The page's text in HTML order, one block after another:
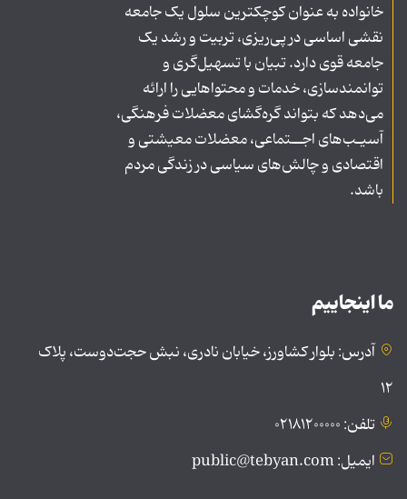
خانواده به عنوان کوچکترین سلول یک جامعه
نقشی اساسی در پی‌ریزی، تربیت و رشد یک
جامعه قوی دارد. تبیان با تسهیل‌گری و
توانمندسازی، خدمات و محتواهایی را ارائه
می‌دهد که بتواند گره‌گشای معضلات فرهنگی،
آسیـب‌های اجــتماعی، معضلات معیشتی و
اقتصادی و چالش‌های سیاسی در زندگی مردم
باشد.
ما اینجاییم
آدرس: بلوار کشاورز، خیابان نادری، نبش حجت‌دوست، پلاک
۱۲
تلفن: ۰۲۱۸۱۲۰۰۰۰۰
ایمیل: public@tebyan.com